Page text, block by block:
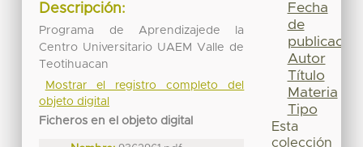
Descripción:
Programa de Aprendizajede la
Centro Universitario UAEM Valle de
Teotihuacan
Mostrar el registro completo del
objeto digital
Ficheros en el objeto digital
Fecha
de
publicación
Autor
Título
Materia
Tipo
Esta
colección